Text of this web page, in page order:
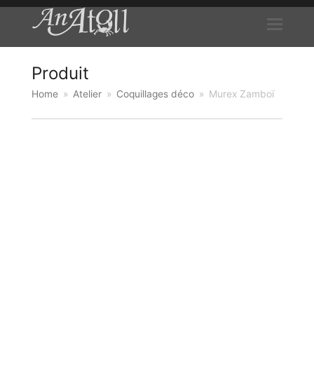
Produit
Home » Atelier » Coquillages déco » Murex Zamboï